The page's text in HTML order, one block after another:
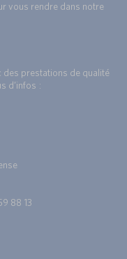
vous rendre dans notre
des prestations de qualité
d’infos :
88 13